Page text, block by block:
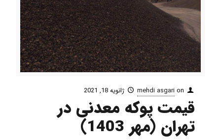
mehdi asgarion ژانویه 18, 2021
قیمت پوکه معدنی در
تهران (مهر 1403)